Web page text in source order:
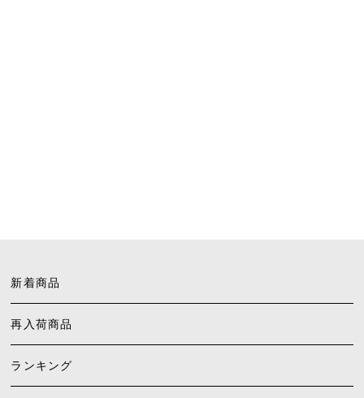
新着商品
再入荷商品
ランキング